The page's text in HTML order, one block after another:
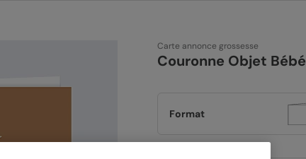
Carte annonce grossesse
Couronne Objet Bébé
Format